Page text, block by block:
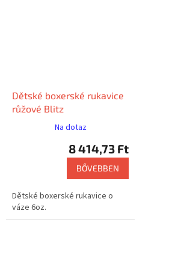
Dětské boxerské rukavice
růžové Blitz
Na dotaz
8 414,73 Ft
BŐVEBBEN
Dětské boxerské rukavice o
váze 6oz.